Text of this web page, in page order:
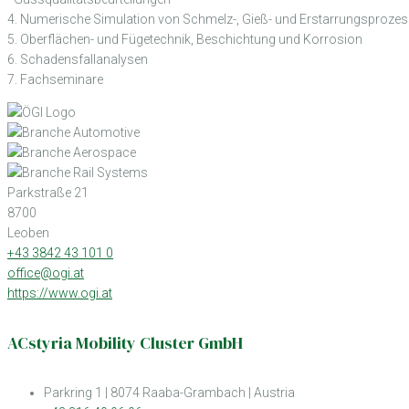
4. Numerische Simulation von Schmelz-, Gieß- und
5. Oberflächen- und Fügetechnik, Beschichtung und Korrosion
6. Schadensfallanalysen
7. Fachseminare
Parkstraße 21
8700
Leoben
+43 3842 43 101 0
office@ogi.at
https://www.ogi.at
ACstyria Mobility Cluster GmbH
Parkring 1 | 8074 Raaba-Grambach | Austria